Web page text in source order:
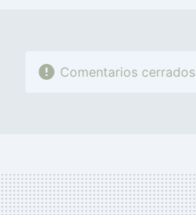
Comentarios cerrados